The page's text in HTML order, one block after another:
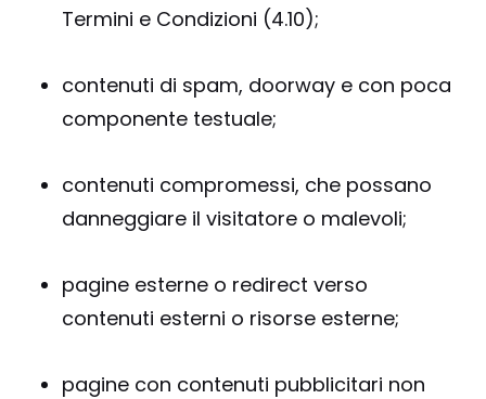
Termini e Condizioni (4.10);
contenuti di spam, doorway e con poca
componente testuale;
contenuti compromessi, che possano
danneggiare il visitatore o malevoli;
pagine esterne o redirect verso
contenuti esterni o risorse esterne;
pagine con contenuti pubblicitari non